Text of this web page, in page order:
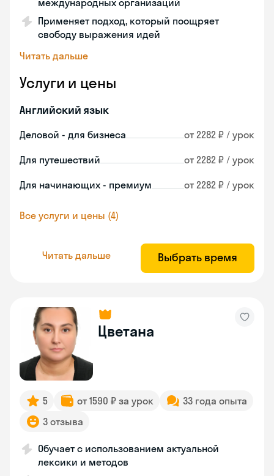
международных организаций
Применяет подход, который поощряет
свободу выражения идей
Читать дальше
Услуги и цены
Английский язык
Деловой - для бизнеса от 2282 ₽ / урок
Для путешествий от 2282 ₽ / урок
Для начинающих - премиум от 2282 ₽ / урок
Все услуги и цены (4)
Читать дальше Выбрать время
Цветана
5 от 1590 ₽ за урок
33 года опыта
3 отзыва
Обучает с использованием актуальной
лексики и методов